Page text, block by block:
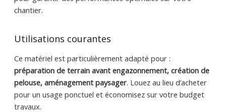
chantier.
Utilisations courantes
Ce matériel est particulièrement adapté pour :
préparation de terrain avant engazonnement, création de
pelouse, aménagement paysager. Louez au lieu d’acheter
pour un usage ponctuel et économisez sur votre budget
travaux.